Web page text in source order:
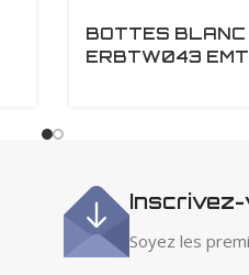
BOTTES
ERBTW043
Soyez les